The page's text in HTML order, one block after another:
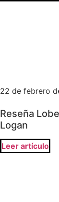
22 de febrero
Reseña
Logan
Leer artículo